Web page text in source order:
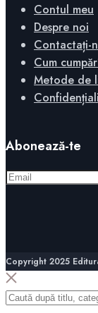
Contul meu
Despre noi
Contactați-
Cum
Metode de
Abonează-te
Copyright 2025